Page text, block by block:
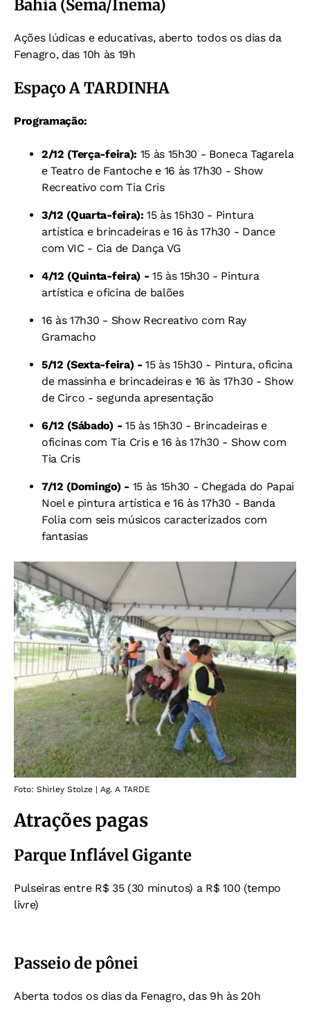
Bahia (Sema/Inema)
Ações lúdicas e educativas, aberto todos os dias da
Fenagro, das 10h às 19h
Espaço A TARDINHA
Programação:
2/12 (Terça-feira): 15 às 15h30 - Boneca Tagarela
e Teatro de Fantoche e 16 às 17h30 - Show
Recreativo com Tia Cris
3/12 (Quarta-feira):15 às 15h30 - Pintura
artística e brincadeiras e16 às 17h30 - Dance
com VIC - Cia de Dança VG
4/12 (Quinta-feira) - 15 às 15h30 - Pintura
artística e oficina de balões
16 às 17h30 - Show Recreativo com Ray
Gramacho
5/12 (Sexta-feira) -15 às 15h30 - Pintura, oficina
de massinha e brincadeiras e 16 às 17h30 - Show
de Circo - segunda apresentação
6/12 (Sábado) - 15 às 15h30 - Brincadeiras e
oficinas com Tia Cris e16 às 17h30 - Show com
Tia Cris
7/12 (Domingo) - 15 às 15h30 - Chegada do Papai
Noel e pintura artística e16 às 17h30 - Banda
Folia com seis músicos caracterizados com
fantasias
Foto: Shirley Stolze | Ag. A TARDE
Atrações pagas
Parque Inflável Gigante
Pulseiras entre R$ 35 (30 minutos) a R$ 100 (tempo
livre)
Passeio de pônei
Aberta todos os dias da Fenagro, das 9h às 20h